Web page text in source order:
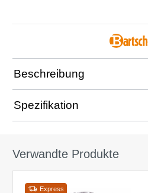
Beschreibung
Spezifikation
Verwandte Produkte
Express